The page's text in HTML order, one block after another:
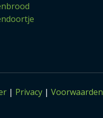
| Privacy| Voorwaarden